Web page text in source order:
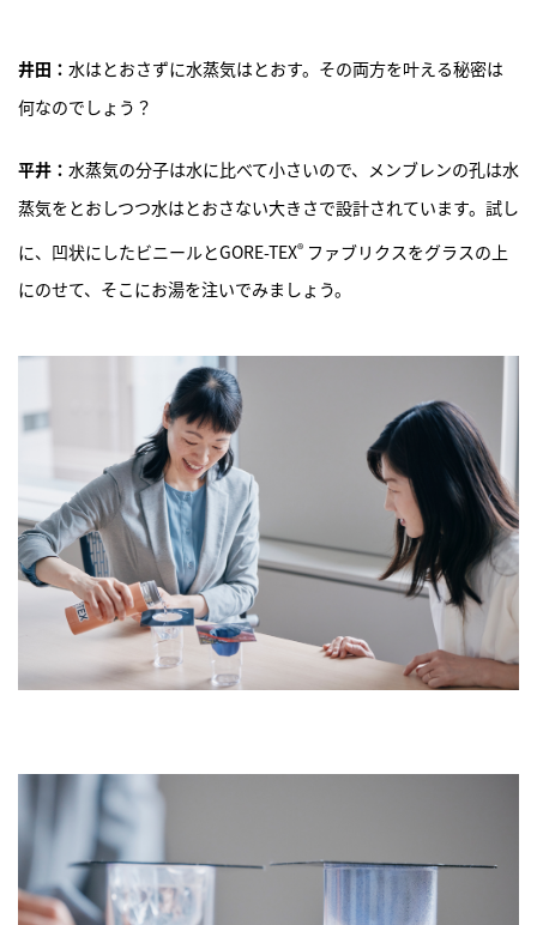
井田： 水はとおさずに水蒸気はとおす。その両方を叶える秘密は
何なのでしょう？
平井： 水蒸気の分子は水に比べて小さいので、メンブレンの孔は水
蒸気をとおしつつ水はとおさない大きさで設計されています。試し
に、凹状にしたビニールとGORE-TEX® ファブリクスをグラスの上
にのせて、そこにお湯を注いでみましょう。